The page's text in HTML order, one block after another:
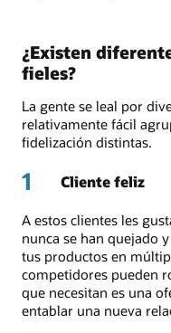
¿Existen
fieles?
La gente se leal por
relativamente fácil
fidelización distintas.
1 Cliente feliz
A estos clientes les
nunca se han quejado
tus productos en
competidores pueden
que necesitan es una
entablar una nueva